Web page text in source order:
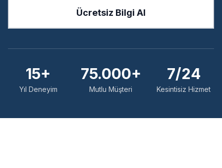
Ücretsiz Bilgi Al
15+
Yıl Deneyim
75.000+
Mutlu Müşteri
7/24
Kesintisiz Hizmet